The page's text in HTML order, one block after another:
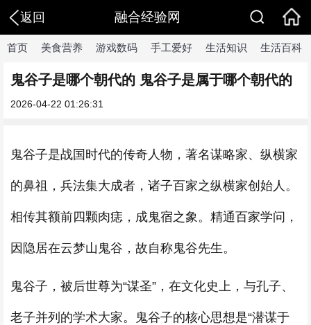
返回 融合经验网
首页 美食营养 游戏数码 手工爱好 生活知识 生活百科
鬼谷子是哪个朝代的 鬼谷子是属于哪个朝代的
2026-04-22 01:26:31
鬼谷子是战国时代的传奇人物，著名谋略家、纵横家
的鼻祖，兵法集大成者，诸子百家之纵横家创始人。
相传其额前四颗肉痣，成鬼宿之象。精通百家学问，
因隐居在云梦山鬼谷，故自称鬼谷先生。
鬼谷子，被后世尊为“谋圣”，在文化史上，与孔子、
老子并列的学术大家。鬼谷子的核心思想是“潜谋于